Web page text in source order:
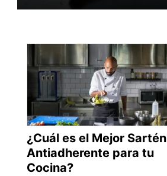
¿Cuál es el Mejor Sartén
Antiadherente para tu
Cocina?